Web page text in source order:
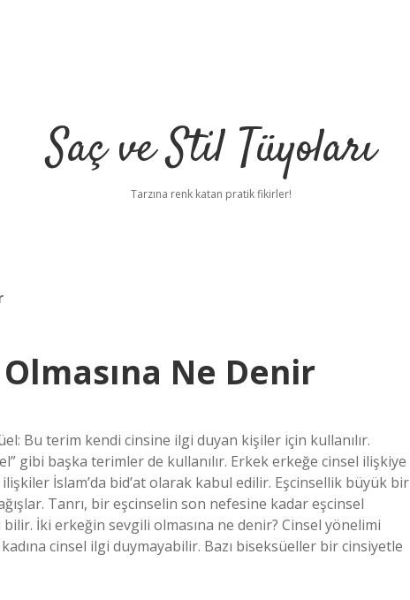
Saç ve Stil Tüyoları
Tarzına renk katan pratik fikirler!
Ne Denir
Bu terim kendi cinsine ilgi duyan kişiler için kullanılır.
gibi başka terimler de kullanılır. Erkek erkeğe cinsel ilişkiye
İslam’da bid’at olarak kabul edilir. Eşcinsellik büyük bir
Tanrı, bir eşcinselin son nefesine kadar eşcinsel
İki erkeğin sevgili olmasına ne denir? Cinsel yönelimi
cinsel ilgi duymayabilir. Bazı biseksüeller bir cinsiyetle